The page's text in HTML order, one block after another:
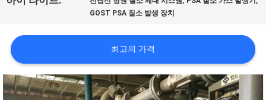
품
관
리
GOST PSA 질소 발생 장치
최고의 가격